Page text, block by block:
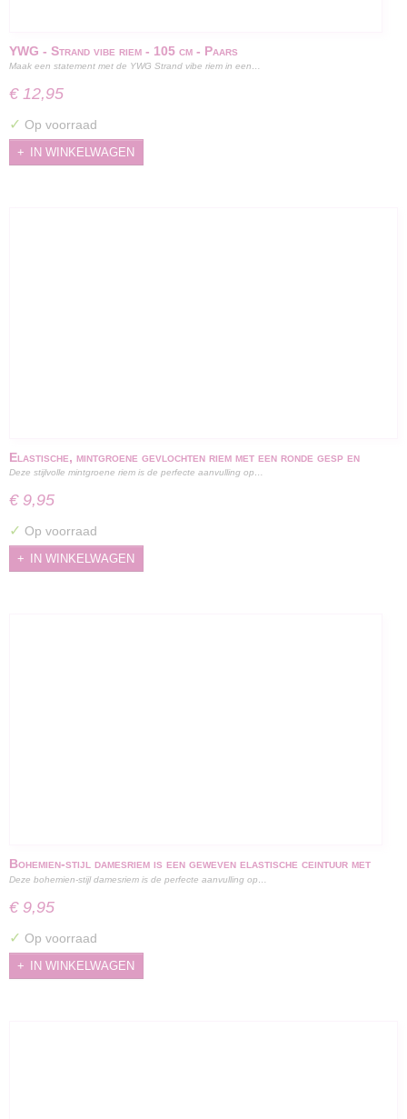
YWG - Strand vibe riem - 105 cm - Paars
Maak een statement met de YWG Strand vibe riem in een…
€ 12,95
✓ Op voorraad
IN WINKELWAGEN
Elastische, mintgroene gevlochten riem met een ronde gesp en
gouden details - 100 cm
Deze stijlvolle mintgroene riem is de perfecte aanvulling op…
€ 9,95
✓ Op voorraad
IN WINKELWAGEN
Bohemien-stijl damesriem is een geweven elastische ceintuur met
een vierkante houten gesp - 100 cm
Deze bohemien-stijl damesriem is de perfecte aanvulling op…
€ 9,95
✓ Op voorraad
IN WINKELWAGEN